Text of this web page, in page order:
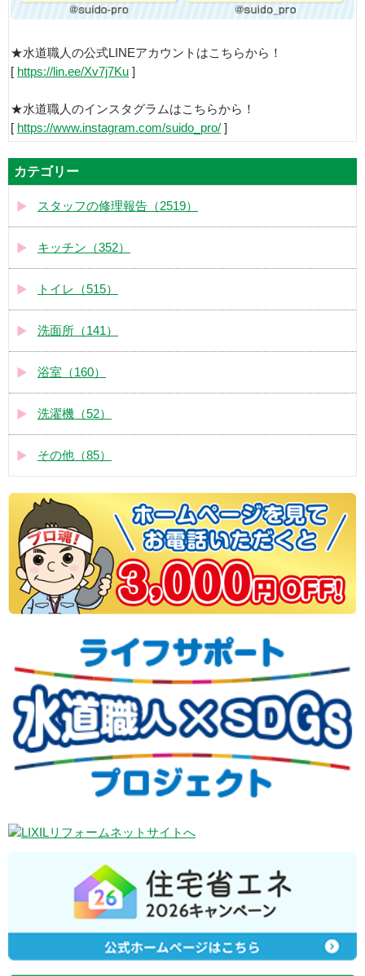
★水道職人の公式LINEアカウントはこちらから！
[ https://lin.ee/Xv7j7Ku ]
★水道職人のインスタグラムはこちらから！
[ https://www.instagram.com/suido_pro/ ]
カテゴリー
スタッフの修理報告（2519）
キッチン（352）
トイレ（515）
洗面所（141）
浴室（160）
洗濯機（52）
その他（85）